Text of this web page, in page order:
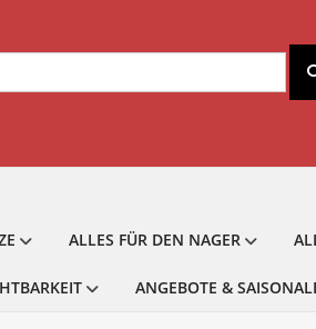
ALLES FÜR DEN NAGER
ANGEBOTE &